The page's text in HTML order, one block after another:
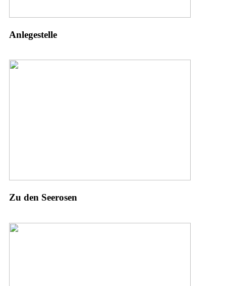
Anlegestelle
Zu den Seerosen